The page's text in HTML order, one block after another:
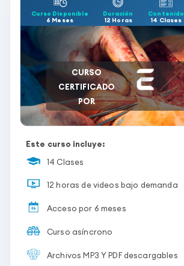
Curso Disponible
6 Meses
Duración
12 Horas
Contenido
14 Clases
CURSO
CERTIFICADO
POR
Este curso incluye:
14 Clases
12 horas de videos bajo demanda
Acceso por 6 meses
Curso asíncrono
Archivos MP3 Y PDF descargables